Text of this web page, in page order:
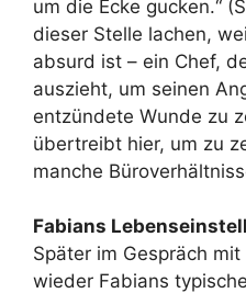
um die Ecke gucken.“
dieser Stelle lachen,
absurd ist – ein Chef,
auszieht, um seinen
entzündete Wunde zu
übertreibt hier, um zu
manche
Fabians
Später im Gespräch
wieder Fabians